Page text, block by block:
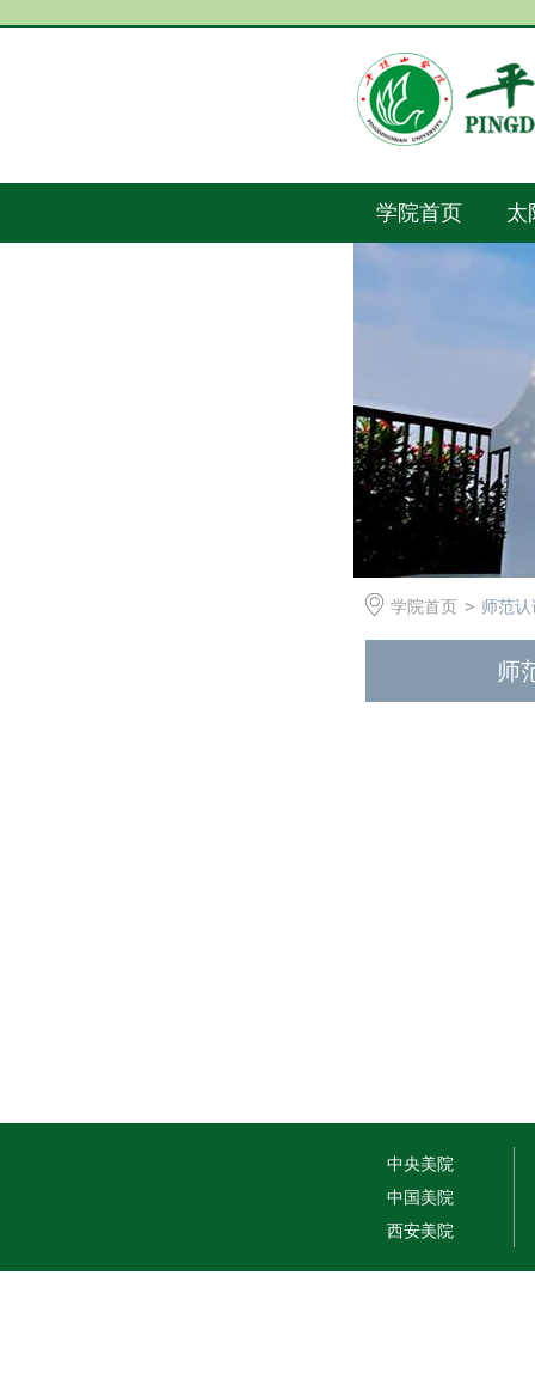
学院首页 太
学院首页 > 师范认
师
中央美院
中国美院
西安美院